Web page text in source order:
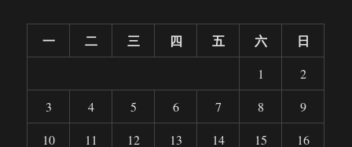
一 二 三 四 五 六 日
1
2
3
4 5 6 7 8
9
10
11 12 13 14 15
16